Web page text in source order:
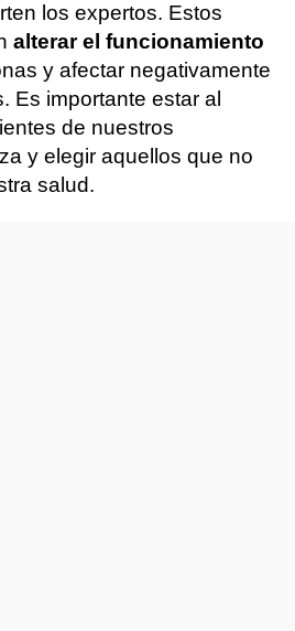
los expertos. Estos
alterar el funcionamiento
y afectar negativamente
Es importante estar al
de nuestros
y elegir aquellos que no
salud.